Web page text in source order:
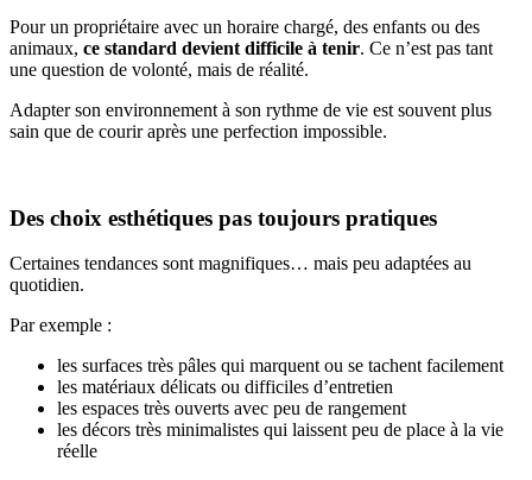
Pour un propriétaire avec un horaire chargé, des enfants ou des
animaux, ce standard devient difficile à tenir. Ce n’est pas tant
une question de volonté, mais de réalité.
Adapter son environnement à son rythme de vie est souvent plus
sain que de courir après une perfection impossible.
Des choix esthétiques pas toujours pratiques
Certaines tendances sont magnifiques… mais peu adaptées au
quotidien.
Par exemple :
les surfaces très pâles qui marquent ou se tachent facilement
les matériaux délicats ou difficiles d’entretien
les espaces très ouverts avec peu de rangement
les décors très minimalistes qui laissent peu de place à la vie
réelle